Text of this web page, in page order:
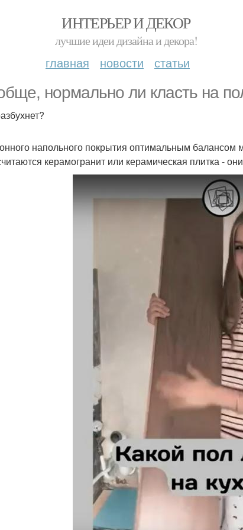
ИНТЕРЬЕР И ДЕКОР
лучшие идеи дизайна и декора!
главная новости статьи
нормально ли класть на
напольного покрытия оптимальным
керамогранит или керамическая плитка -